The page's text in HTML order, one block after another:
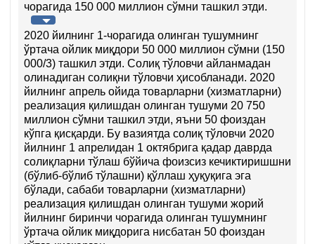
чорагида 150 000 миллион сўмни ташкил этди.
2020 йилнинг 1-чорагида олинган тушумнинг
ўртача ойлик миқдори 50 000 миллион сўмни (150
000/3) ташкил этди. Солиқ тўловчи айланмадан
олинадиган солиқни тўловчи ҳисобланади. 2020
йилнинг апрель ойида товарларни (хизматларни)
реализация қилишдан олинган тушуми 20 750
миллион сўмни ташкил этди, яъни 50 фоиздан
кўпга қисқарди. Бу вазиятда солиқ тўловчи 2020
йилнинг 1 апрелидан 1 октябрига қадар даврда
солиқларни тўлаш бўйича фоизсиз кечиктиришшни
(бўлиб-бўлиб тўлашни) қўллаш ҳуқуқига эга
бўлади, сабаби товарларни (хизматларни)
реализация қилишдан олинган тушуми жорий
йилнинг биринчи чорагида олинган тушумнинг
ўртача ойлик миқдорига нисбатан 50 фоиздан